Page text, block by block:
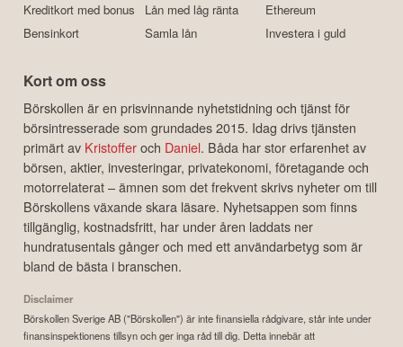
Kreditkort med bonus
Bensinkort
Lån med låg ränta
Samla lån
Ethereum
Investera i guld
Kort om oss
Börskollen är en prisvinnande nyhetstidning och tjänst för
börsintresserade som grundades 2015. Idag drivs tjänsten
primärt av Kristofferoch Daniel. Båda har stor erfarenhet av
börsen, aktier, investeringar, privatekonomi, företagande och
motorrelaterat – ämnen som det frekvent skrivs nyheter om till
Börskollens växande skara läsare. Nyhetsappen som finns
tillgänglig, kostnadsfritt, har under åren laddats ner
hundratusentals gånger och med ett användarbetyg som är
bland de bästa i branschen.
Disclaimer
Börskollen Sverige AB ("Börskollen") är inte finansiella rådgivare, står inte under
finansinspektionens tillsyn och ger inga råd till dig. Detta innebär att